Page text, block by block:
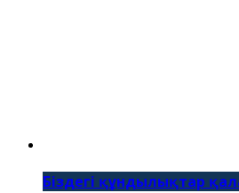
Біздегі құндылықтар